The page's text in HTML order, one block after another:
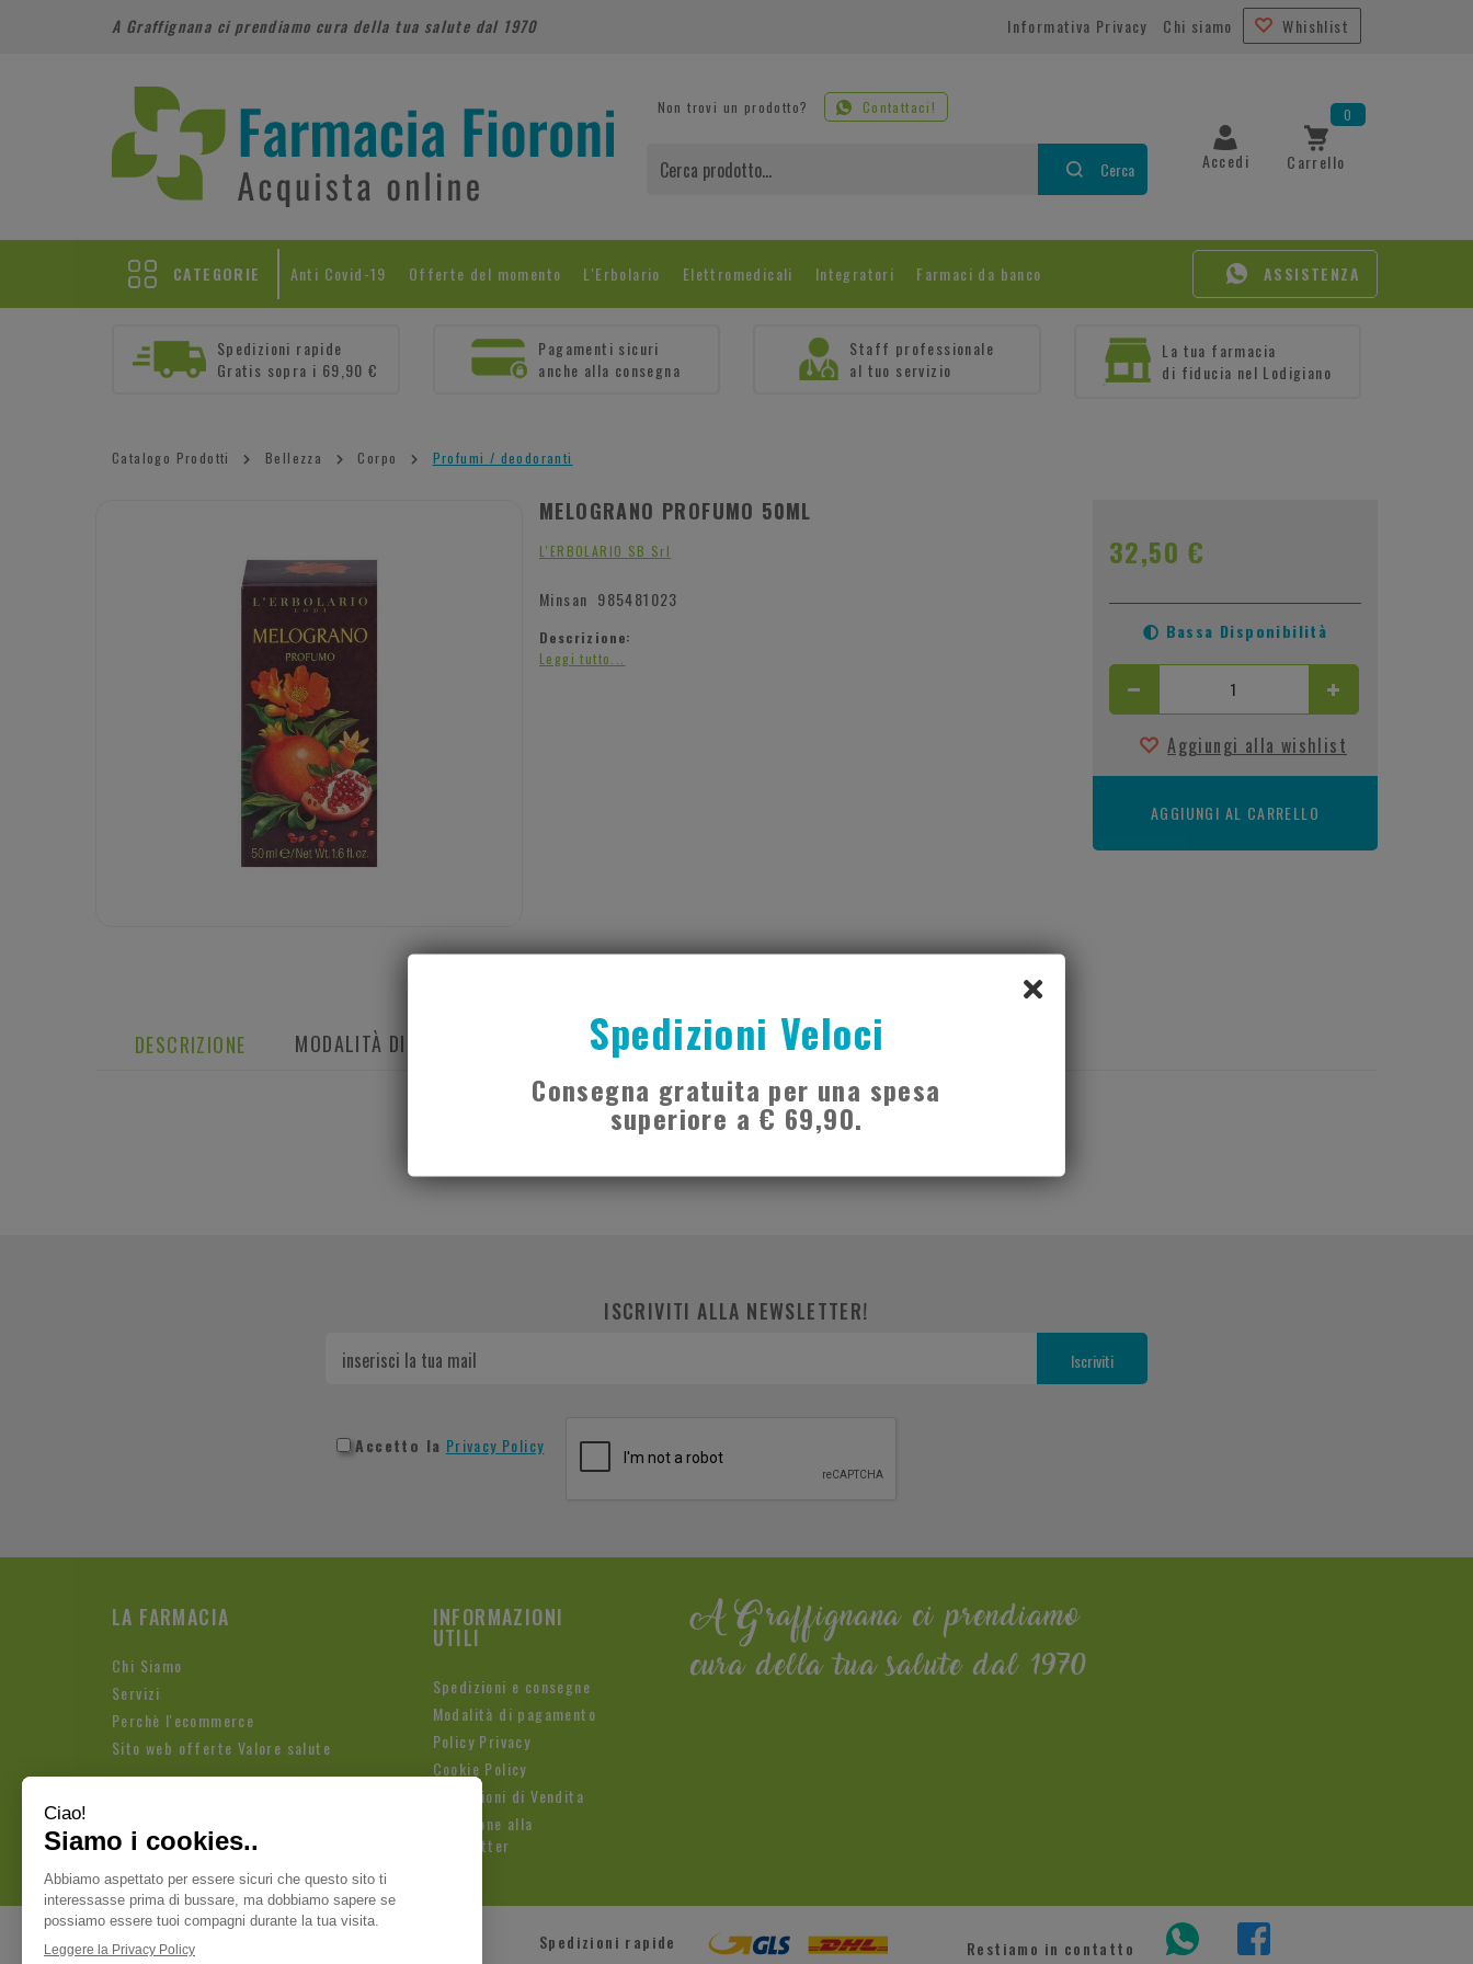
A Graffignana ci prendiamo cura della tua salute dal 1970 Informativa Privacy Chi siamo Whishlist
Non trovi un prodotto? Contattaci!
Cerca Accedi Carrello
0
CATEGORIE Anti Covid-19 Offerte del momento L'Erbolario Elettromedicali Integratori Farmaci da banco ASSISTENZA
Spedizioni rapide
Gratis sopra i 69,90 €
Pagamenti sicuri
anche alla consegna
Staff professionale
al tuo servizio
La tua farmacia
di fiducia nel Lodigiano
Catalogo Prodotti Bellezza Corpo Profumi / deodoranti
MELOGRANO PROFUMO 50ML
L'ERBOLARIO SB Srl
Minsan 985481023
Descrizione:
Leggi tutto...
32,50 €
Bassa Disponibilità
Aggiungi alla wishlist
AGGIUNGI AL CARRELLO
DESCRIZIONE MODALITÀ DI SPEDIZIONE RICHIEDI CONSULENZA
Spedizioni Veloci
Consegna gratuita per una spesa
superiore a € 69,90.
ISCRIVITI ALLA NEWSLETTER!
Accetto la Privacy Policy
A Graffignana ci prendiamo
cura della tua salute dal 1970
LA FARMACIA
Chi Siamo
Servizi
Perchè l'ecommerce
Sito web offerte Valore salute
INFORMAZIONI
UTILI
Spedizioni e consegne
Modalità di pagamento
Policy Privacy
Cookie Policy
Condizioni di Vendita
Iscrizione alla
Newsletter
Pagamenti sicuri Spedizioni rapide Restiamo in contatto